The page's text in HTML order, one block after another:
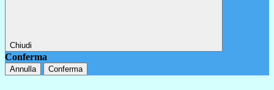
Chiudi
Conferma
Annulla Conferma